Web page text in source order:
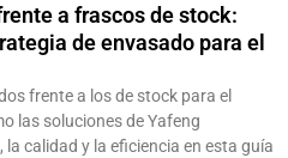
a frascos de stock:
de envasado para el
frente a los de stock para el
las soluciones de Yafeng
calidad y la eficiencia en esta guía